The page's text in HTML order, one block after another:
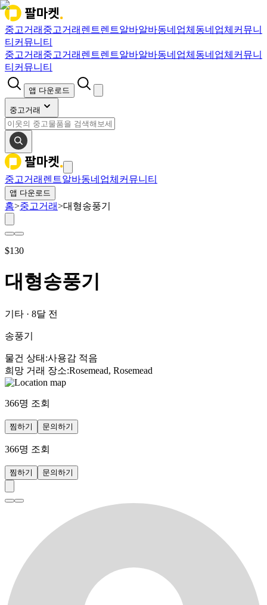
중고거래 중고거래 렌트렌트알바알바동네업체 동네업체 커뮤니
티 커뮤니티
중고거래 중고거래 렌트렌트알바알바동네업체 동네업체 커뮤니
티 커뮤니티
앱 다운로드
중고거래
중고거래 렌트알바동네업체 커뮤니티
앱 다운로드
홈>중고거래>대형송풍기
$130
대형송풍기
기타 · 8달 전
송풍기
물건 상태 :사용감 적음
희망 거래 장소:Rosemead, Rosemead
366명 조회
찜하기 문의하기
366명 조회
찜하기 문의하기